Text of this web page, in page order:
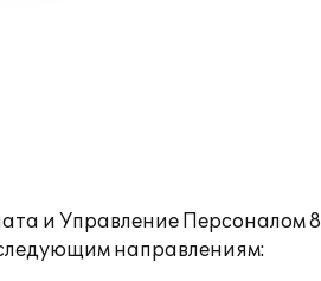
и Управление Персоналом
направлениям: